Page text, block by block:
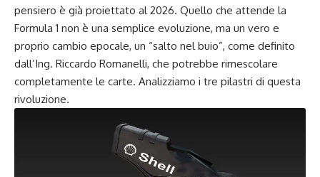
pensiero è già proiettato al 2026. Quello che attende la
Formula 1 non è una semplice evoluzione, ma un vero e
proprio cambio epocale, un “salto nel buio”, come definito
dall’Ing. Riccardo Romanelli, che potrebbe rimescolare
completamente le carte. Analizziamo i tre pilastri di questa
rivoluzione.